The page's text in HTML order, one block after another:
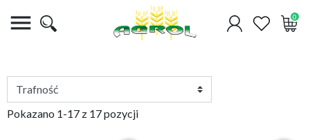
 0
Pokazano 1-17 z 17 pozycji